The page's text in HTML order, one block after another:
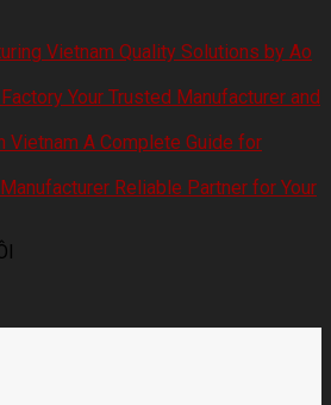
Vietnam Quality Solutions by Ao
Your Trusted Manufacturer and
Vietnam A Complete Guide for
Reliable Partner for Your